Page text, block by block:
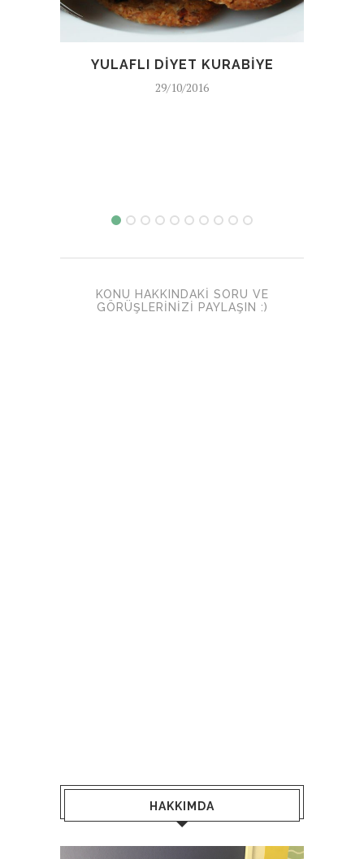
YULAFLI DIYET KURABIYE
29/10/2016
KONU HAKKINDAKI SORU VE
GÖRÜŞLERINIZI PAYLAŞIN :)
HAKKIMDA